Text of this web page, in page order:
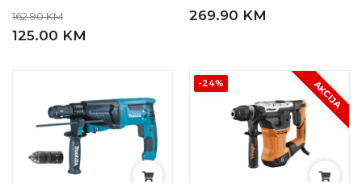
162.90 KM
125.00 KM
269.90 KM
-24% AKCIJA